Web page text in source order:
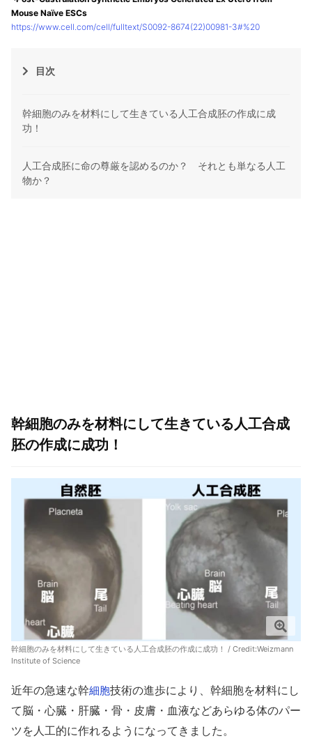
Mouse Naïve ESCs
https://www.cell.com/cell/fulltext/S0092-8674(22)00981-3#%20
目次
幹細胞のみを材料にして生きている人工合成胚の作成に成
功！
人工合成胚に命の尊厳を認めるのか？ それとも単なる人工
物か？
幹細胞のみを材料にして生きている人工合成
胚の作成に成功！
幹細胞のみを材料にして生きている人工合成胚の作成に成功！ / Credit:Weizmann
Institute of Science
近年の急速な幹細胞技術の進歩により、幹細胞を材料にし
て脳・心臓・肝臓・骨・皮膚・血液などあらゆる体のパー
ツを人工的に作れるようになってきました。